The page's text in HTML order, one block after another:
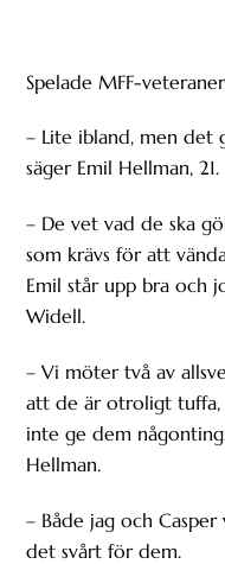
Spelade MFF-
– Lite ibland, men det
säger Emil Hellman, 21.
– De vet vad de ska
som krävs för att
Emil står upp bra och
Widell.
– Vi möter två av
att de är otroligt tuffa,
inte ge dem
Hellman.
– Både jag och
det svårt för dem.